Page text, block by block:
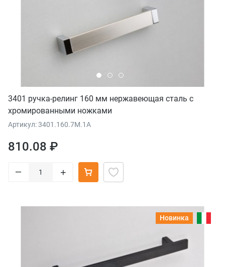
3401 ручка-релинг 160 мм нержавеющая сталь с
хромированными ножками
Артикул: 3401.160.7M.1A
810.08 ₽
– +
Новинка